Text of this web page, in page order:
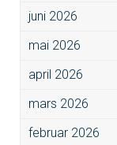
juni 2026
mai 2026
april 2026
mars 2026
februar 2026